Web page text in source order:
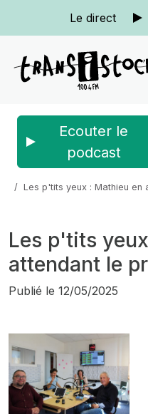
Le direct
Ecouter le
podcast
Les p'tits yeux : Mathieu en
Les p'tits
attendant le
Publié le 12/05/2025